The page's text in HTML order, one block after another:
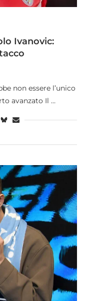
Ivanovic:
non essere l’unico
avanzato Il …